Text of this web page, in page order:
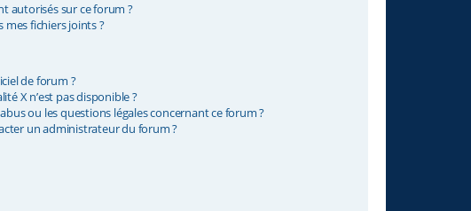
autorisés sur ce forum ?
fichiers joints ?
de forum ?
X n’est pas disponible ?
ou les questions légales concernant ce forum ?
un administrateur du forum ?